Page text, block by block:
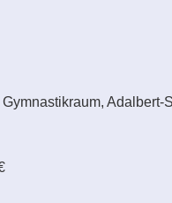
Adalbert-